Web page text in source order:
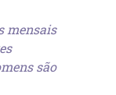
mensais
são